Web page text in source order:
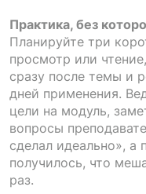
Практика, без
Планируйте три
просмотр или
сразу после темы и
дней применения.
цели на модуль,
вопросы
сделал идеально», а
получилось, что
раз.